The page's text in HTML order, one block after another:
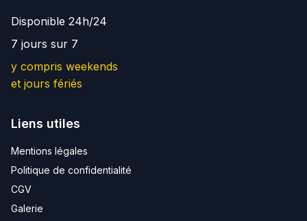
Disponible 24h/24
7 jours sur 7
y compris weekends
et jours fériés
Liens utiles
Mentions légales
Politique de confidentialité
CGV
Galerie